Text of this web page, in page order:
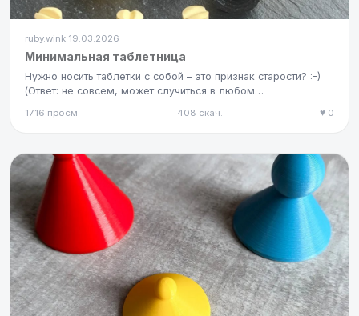
ruby.wink·19.03.2026
Минимальная таблетница
Нужно носить таблетки с собой – это признак старости? :-)
(Ответ: не совсем, может случиться в любом
1716 просм. 408 скач. ♥ 0